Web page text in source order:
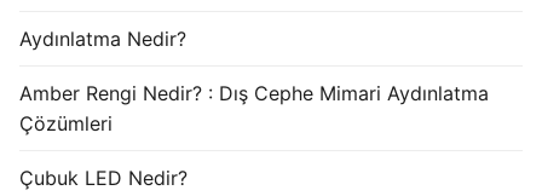
Aydınlatma Nedir?
Amber Rengi Nedir? : Dış Cephe Mimari Aydınlatma
Çözümleri
Çubuk LED Nedir?